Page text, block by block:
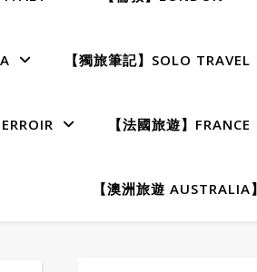
【獨旅筆記】SOLO TRAVEL
【法國旅遊】FRANCE
【澳洲旅遊 AUSTRALIA】